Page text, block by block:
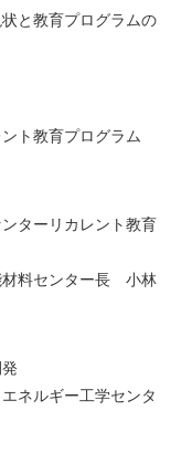
と教育プログラムの
ト教育プログラム
ターリカレント教育
材料センター長 小林
ネルギー工学センタ